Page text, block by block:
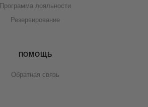
Программа лояльности
Резервирование
ПОМОЩЬ
Обратная связь